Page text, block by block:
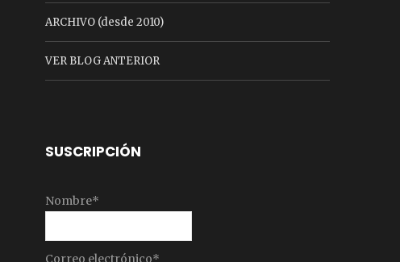
ARCHIVO (desde 2010)
VER BLOG ANTERIOR
SUSCRIPCIÓN
Nombre*
Correo electrónico*